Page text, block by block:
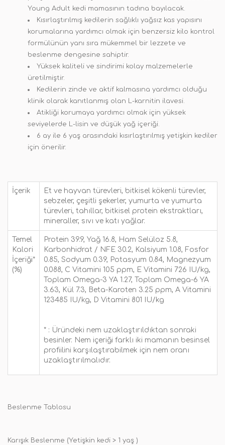
Young Adult kedi mamasının tadına bayılacak.
Kısırlaştırılmış kedilerin sağlıklı yağsız kas yapısını
korumalarına yardımcı olmak için benzersiz kilo kontrol
formülünün yanı sıra mükemmel bir lezzete ve
beslenme dengesine sahiptir.
Yüksek kaliteli ve sindirimi kolay malzemelerle
üretilmiştir.
Kedilerin zinde ve aktif kalmasına yardımcı olduğu
klinik olarak kanıtlanmış olan L-karnitin ilavesi.
Atikliği korumaya yardımcı olmak için yüksek
seviyelerde L-lisin ve düşük yağ içeriği.
6 ay ile 6 yaş arasındaki kısırlaştırılmış yetişkin kediler
için önerilir.
İçerik
Et ve hayvan türevleri, bitkisel kökenli türevler,
sebzeler, çeşitli şekerler, yumurta ve yumurta
türevleri, tahıllar, bitkisel protein ekstraktları,
mineraller, sıvı ve katı yağlar.
Temel
Kalori
İçeriği*
(%)
Protein 39.9, Yağ 16.8, Ham Selüloz 5.8,
Karbonhidrat / NFE 30.2, Kalsiyum 1.08, Fosfor
0.85, Sodyum 0.39, Potasyum 0.84, Magnezyum
0.088, C Vitamini 105 ppm, E Vitamini 726 IU/kg,
Toplam Omega-3 YA 1.27, Toplam Omega-6 YA
3.63, Kül 7.3, Beta-Karoten 3.25 ppm, A Vitamini
123485 IU/kg, D Vitamini 801 IU/kg
* : Üründeki nem uzaklaştırıldıktan sonraki
besinler. Nem içeriği farklı iki mamanın besinsel
profiilini karşılaştırabilmek için nem oranı
uzaklaştırılmalıdır.
Beslenme Tablosu
Karışık Beslenme (Yetişkin kedi > 1 yaş )